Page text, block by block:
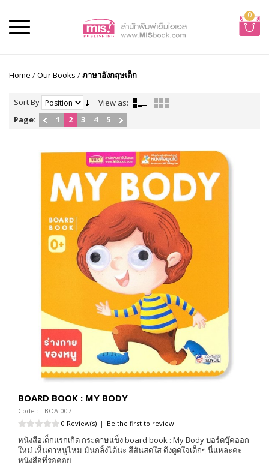
0
Home /Our Books /ภาษาอังกฤษเด็ก
Sort By
View as:
Page:
1 2 3 4 5
BOARD BOOK : MY BODY
Code : I-BOA-007
0 Review(s) | Be the first to review
หนังสือเด็กแรกเกิด กระดาษแข็ง board book : My Body บอร์ดบุ๊คออก
ใหม่ เห็นตาหนูไหม มันกลิ้งได้นะ สีสันสดใส ดึงดูดใจเด็กๆ นี่แหละค่ะ
หนังสือที่รอคอย